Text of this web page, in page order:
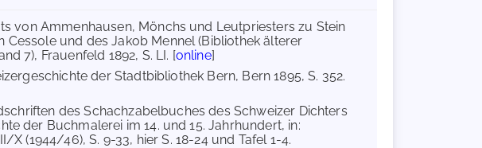
von Ammenhausen, Mönchs und Leutpriesters zu Stein
und des Jakob Mennel (Bibliothek älterer
7), Frauenfeld 1892, S. LI. [online]
der Stadtbibliothek Bern, Bern 1895, S. 352.
des Schachzabelbuches des Schweizer Dichters
der Buchmalerei im 14. und 15. Jahrhundert, in:
(1944/46), S. 9-33, hier S. 18-24 und Tafel 1-4.